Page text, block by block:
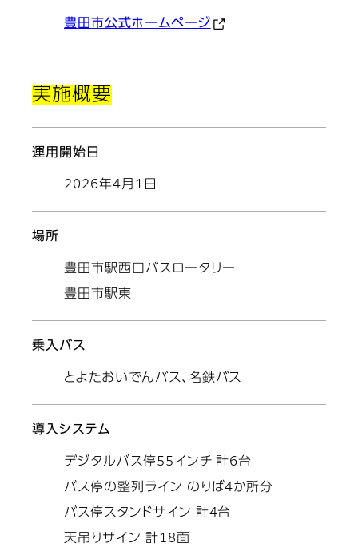
豊田市公式ホームページ
実施概要
運用開始日
2026年4月1日
場所
豊田市駅西口バスロータリー
豊田市駅東
乗入バス
とよたおいでんバス、名鉄バス
導入システム
デジタルバス停55インチ 計6台
バス停の整列ライン のりば4か所分
バス停スタンドサイン 計4台
天吊りサイン 計18面